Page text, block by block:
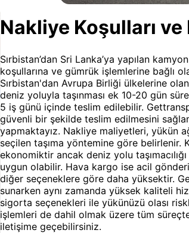
Nakliye Koşulları
Sırbistan’dan Sri Lanka’ya yapılan
koşullarına ve gümrük işlemlerine bağlı
Sırbistan'dan Avrupa Birliği ülkelerine
deniz yoluyla taşınması ek 10-20 gün
5 iş günü içinde teslim edilebilir.
güvenli bir şekilde teslim edilmesini
yapmaktayız. Nakliye maliyetleri, yükün
seçilen taşıma yöntemine göre belirlenir.
ekonomiktir ancak deniz yolu
uygun olabilir. Hava kargo ise acil
diğer seçeneklere göre daha yüksektir.
sunarken aynı zamanda yüksek kaliteli
sigorta seçenekleri ile yükünüzü olası
işlemleri de dahil olmak üzere tüm
iletişime geçebilirsiniz.